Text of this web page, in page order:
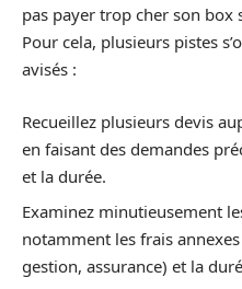
pas payer trop cher son box
Pour cela, plusieurs pistes
avisés :
Recueillez plusieurs devis
en faisant des demandes
et la durée.
Examinez minutieusement
notamment les frais
gestion, assurance) et la